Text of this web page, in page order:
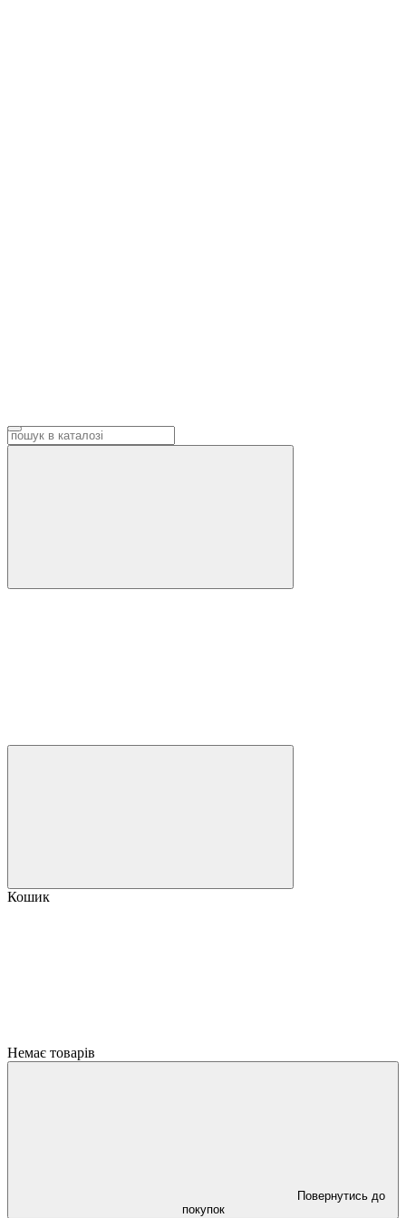
Кошик
Немає товарів
Повернутись до
покупок